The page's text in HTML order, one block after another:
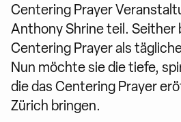
Centering Prayer
Anthony Shrine teil. Seither
Centering Prayer als
Nun möchte sie die tiefe,
die das Centering Prayer
Zürich bringen.